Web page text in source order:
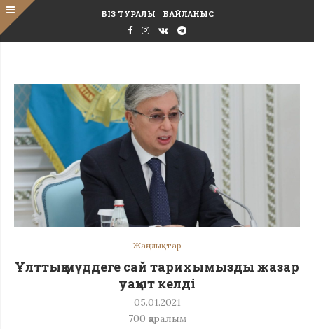
БІЗ ТУРАЛЫ БАЙЛАНЫС
Жаңалықтар
Ұлттық мүддеге сай тарихымызды жазар
уақыт келді
05.01.2021
700 қаралым